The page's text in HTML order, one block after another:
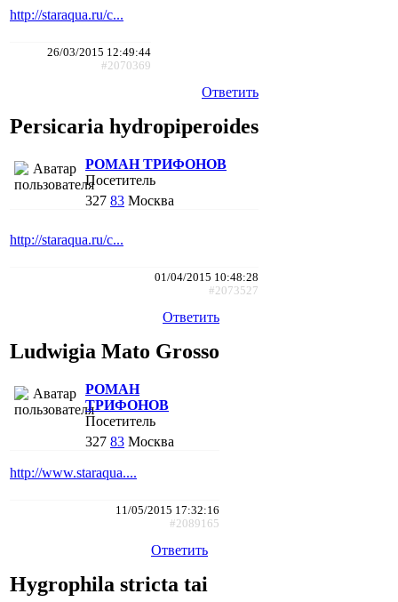
http://staraqua.ru/c...
26/03/2015 12:49:44
#2070369
Ответить
Persicaria hydropiperoides
РОМАН ТРИФОНОВ
Посетитель
327 83 Москва
http://staraqua.ru/c...
01/04/2015 10:48:28
#2073527
Ответить
Ludwigia Mato Grosso
РОМАН
ТРИФОНОВ
Посетитель
327 83 Москва
http://www.staraqua....
11/05/2015 17:32:16
#2089165
Ответить
Hygrophila stricta tai